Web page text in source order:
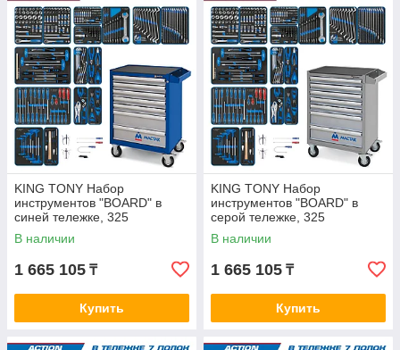
KING TONY Набор
инструментов "BOARD" в
синей тележке, 325
предметов KING TONY 934-
325AMB
В наличии
1 665 105 ₸
Купить
KING TONY Набор
инструментов "BOARD" в
серой тележке, 325
предметов KING TONY 934-
325AMG
В наличии
1 665 105 ₸
Купить